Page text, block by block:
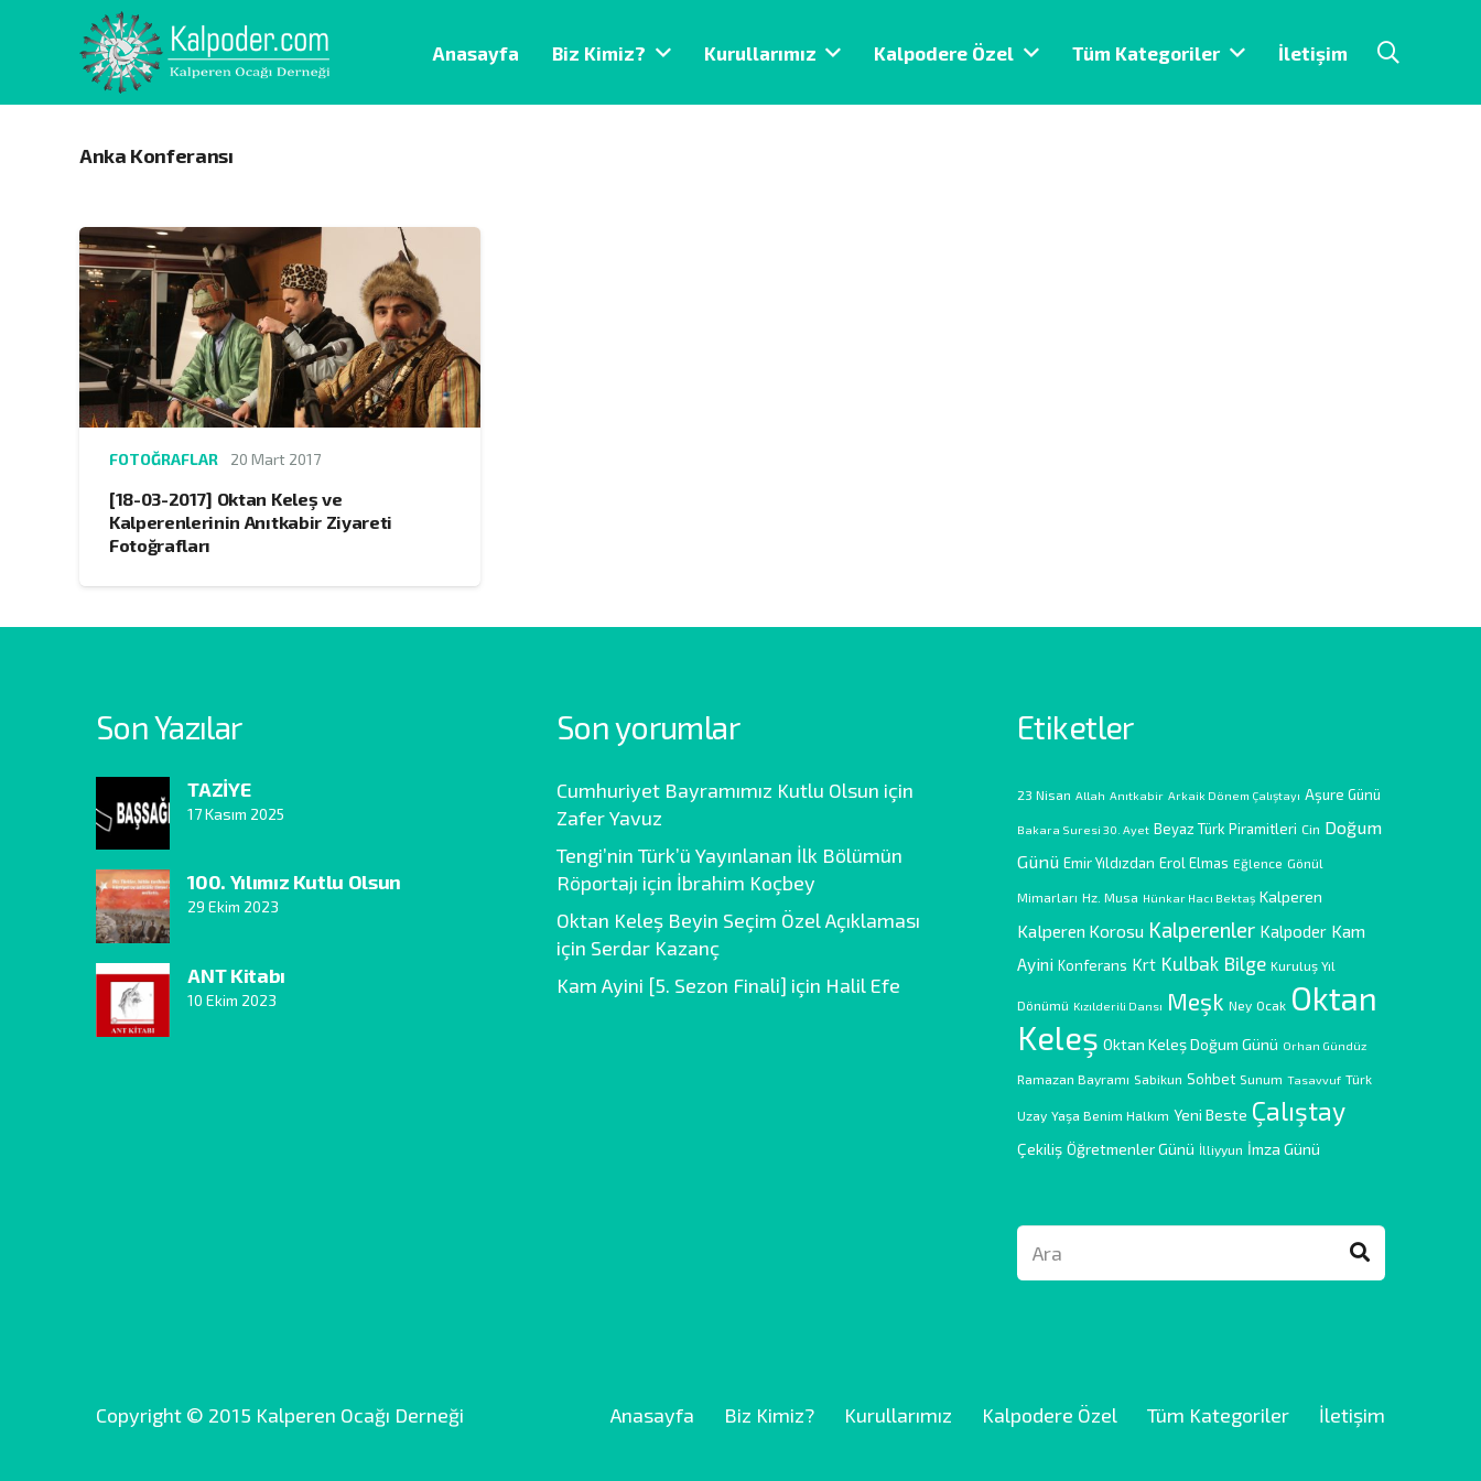
Anasayfa Biz Kimiz? Kurullarımız Kalpodere Özel Tüm Kategoriler İletişim
Anka Konferansı
FOTOĞRAFLAR 20 Mart 2017
[18-03-2017] Oktan Keleş ve
Kalperenlerinin Anıtkabir Ziyareti
Fotoğrafları
Son Yazılar
TAZİYE
17 Kasım 2025
100. Yılımız Kutlu Olsun
29 Ekim 2023
ANT Kitabı
10 Ekim 2023
Son yorumlar
Cumhuriyet Bayramımız Kutlu Olsun için
Zafer Yavuz
Tengi’nin Türk’ü Yayınlanan İlk Bölümün
Röportajı için İbrahim Koçbey
Oktan Keleş Beyin Seçim Özel Açıklaması
için Serdar Kazanç
Kam Ayini [5. Sezon Finali] için Halil Efe
Etiketler
23 Nisan Allah Anıtkabir Arkaik Dönem Çalıştayı Aşure Günü
Bakara Suresi 30. Ayet Beyaz Türk Piramitleri Cin Doğum
Günü Emir Yıldızdan Erol Elmas Eğlence Gönül
Mimarları Hz. Musa Hünkar Hacı Bektaş Kalperen
Kalperen Korosu Kalperenler Kalpoder Kam
Ayini Konferans Krt Kulbak Bilge Kuruluş Yıl
Dönümü Kızılderili Dansı Meşk Ney Ocak Oktan
Keleş Oktan Keleş Doğum Günü Orhan Gündüz
Ramazan Bayramı Sabikun Sohbet Sunum Tasavvuf Türk
Uzay Yaşa Benim Halkım Yeni Beste Çalıştay
Çekiliş Öğretmenler Günü İlliyyun İmza Günü
Copyright © 2015 Kalperen Ocağı Derneği Anasayfa Biz Kimiz? Kurullarımız Kalpodere Özel Tüm Kategoriler İletişim